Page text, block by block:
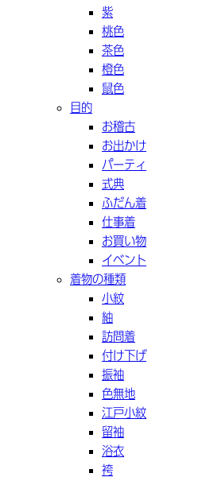
紫
桃色
茶色
橙色
鼠色
目的
お稽古
お出かけ
パーティ
式典
ふだん着
仕事着
お買い物
イベント
着物の種類
小紋
紬
訪問着
付け下げ
振袖
色無地
江戸小紋
留袖
浴衣
袴